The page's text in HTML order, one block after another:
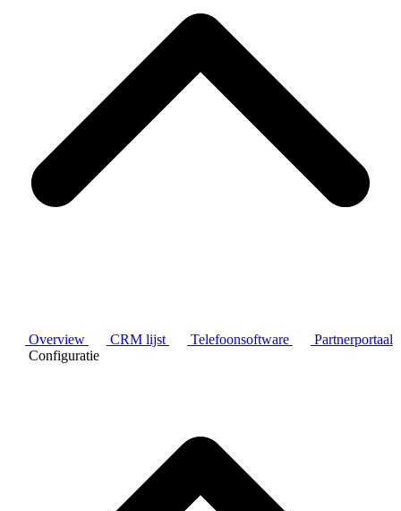
Overview CRM lijst Telefoonsoftware
Partnerportaal
Configuratie